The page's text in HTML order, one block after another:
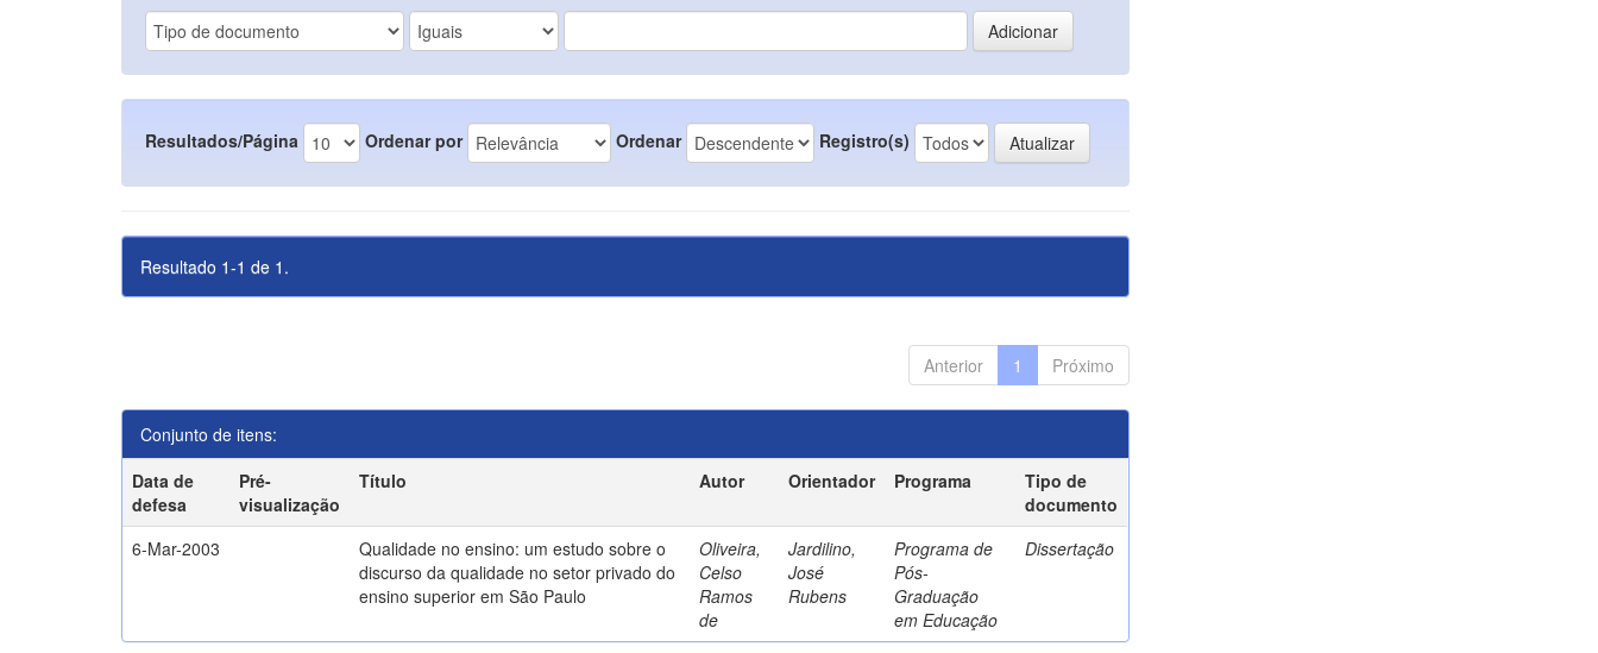
Resultados/Página Ordenar por Ordenar Registro(s)
Resultado 1-1 de 1.
Anterior 1 Próximo
Conjunto de itens:
Data de
defesa
Pré-
visualização
Título Autor Orientador Programa
Tipo de
documento
6-Mar-2003
Qualidade no ensino: um estudo sobre o
discurso da qualidade no setor privado do
ensino superior em São Paulo
Oliveira,
Celso
Ramos
de
Jardilino,
José
Rubens
Programa de
Pós-
Graduação
em Educação
Dissertação